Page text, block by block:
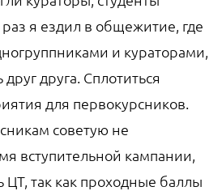
я ездил в общежитие, где
и кураторами,
друга. Сплотиться
для первокурсников.
советую не
вступительной кампании,
ЦТ, так как проходные баллы